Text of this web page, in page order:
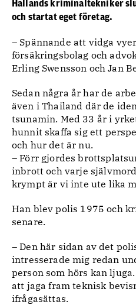
Hallands kriminaltekniker
och startat eget företag.
– Spännande att vidga
försäkringsbolag och
Erling Swensson och Jan
Sedan några år har de
även i Thailand där de
tsunamin. Med 33 år i
hunnit skaffa sig ett
och hur det är nu.
– Förr gjordes
inbrott och varje
krympt är vi inte ute lika
Han blev polis 1975 och
senare.
– Den här sidan av det
intresserade mig redan
person som hörs kan
att jaga fram teknisk
ifrågasättas.